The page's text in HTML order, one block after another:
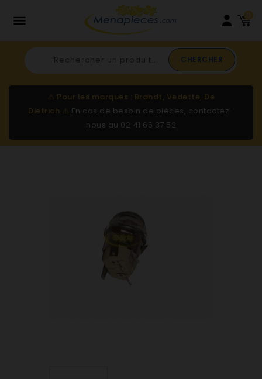
 0
CHERCHER
⚠️ Pour les marques : Brandt, Vedette, De
Dietrich ⚠️ En cas de besoin de pièces, contactez-
nous au 02 41 65 37 52